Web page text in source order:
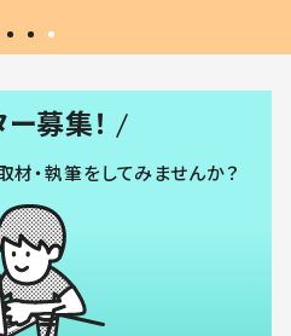
募集！
材・執筆をしてみませんか？